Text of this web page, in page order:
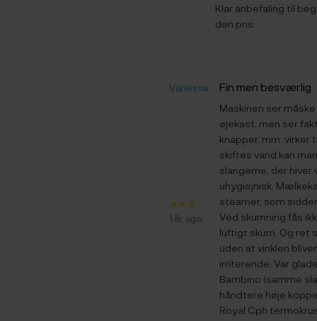
Klar anbefaling til
den pris.
Vanessa
1 år ago
Fin men besværlig
Maskinen ser
øjekast, men ser
knapper, mm.
skiftes vand kan
slangerne, der hiver
uhygiejnisk.
steamer, som
Ved skumning fås
luftigt skum. Og ret
uden at vinklen
irriterende. Var
Bambino (samme
håndtere høje
Royal Cph